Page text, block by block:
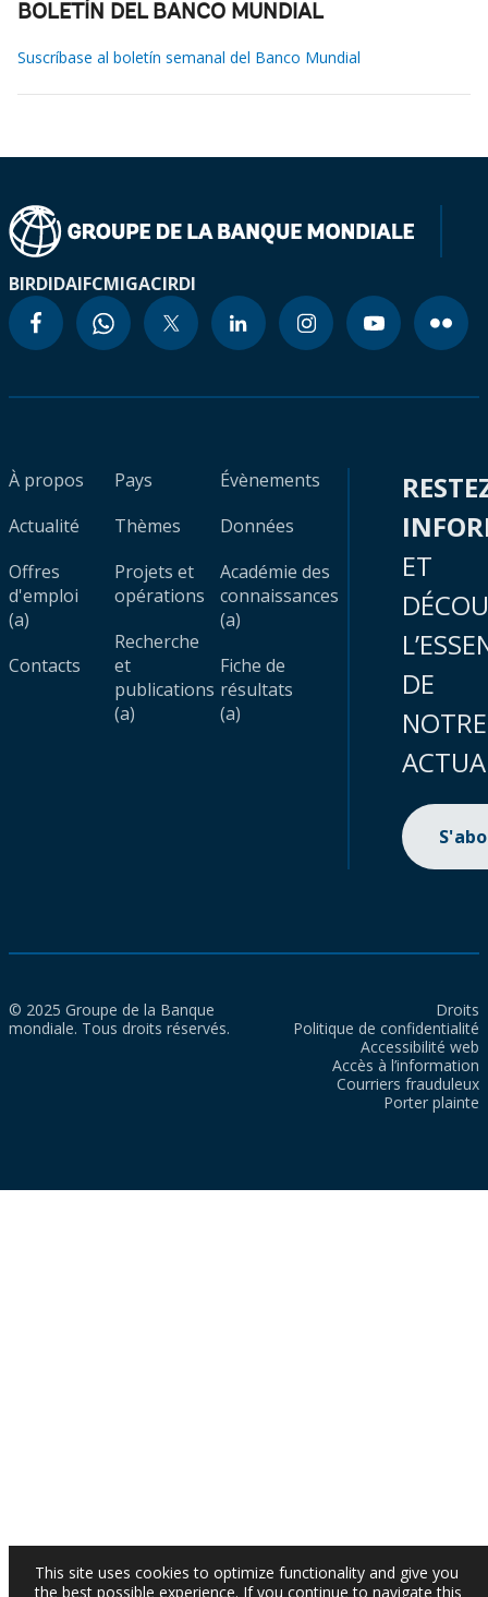
BOLETÍN DEL BANCO MUNDIAL
Suscríbase al boletín semanal del Banco Mundial
BIRDIDAIFCMIGACIRDI
À propos
Actualité
Offres
d'emploi
(a)
Contacts
Pays
Thèmes
Projets et
opérations
Recherche
et
publications
(a)
Évènements
Données
Académie des
connaissances
(a)
Fiche de
résultats
(a)
ET
DE
NOTRE
© 2025 Groupe de la Banque
mondiale. Tous droits réservés.
Droits
Politique de confidentialité
Accessibilité web
Accès à l’information
Courriers frauduleux
Porter plainte
This site uses cookies to optimize functionality and give you
the best possible experience. If you continue to navigate this